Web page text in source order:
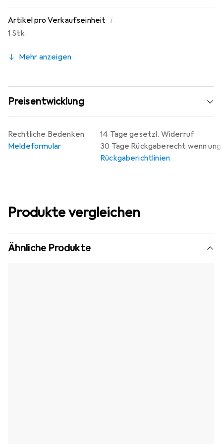
Artikel pro Verkaufseinheit i
1 Stk.
Mehr anzeigen
Preisentwicklung
14 Tage gesetzl. Widerruf
30 Tage Rückgaberecht wenn
Rückgaberichtlinien
Rechtliche Bedenken
Meldeformular
Produkte vergleichen
Ähnliche Produkte